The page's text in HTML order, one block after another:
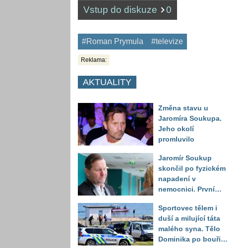
Vstup do diskuze 0
#Roman Prymula #televize
Reklama:
AKTUALITY
Změna stavu u
Jaromíra Soukupa.
Jeho okolí
promluvilo
Jaromír Soukup
skončil po fyzickém
napadení v
nemocnici. První
Sportovec tělem i
duší a milující táta
malého syna. Tělo
Dominika po bouři